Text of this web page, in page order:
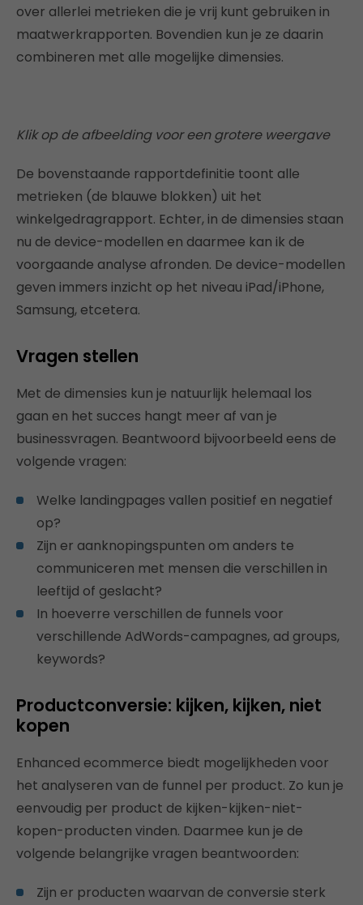
over allerlei metrieken die je vrij kunt gebruiken in
maatwerkrapporten. Bovendien kun je ze daarin
combineren met alle mogelijke dimensies.
Klik op de afbeelding voor een grotere weergave
De bovenstaande rapportdefinitie toont alle
metrieken (de blauwe blokken) uit het
winkelgedragrapport. Echter, in de dimensies staan
nu de device-modellen en daarmee kan ik de
voorgaande analyse afronden. De device-modellen
geven immers inzicht op het niveau iPad/iPhone,
Samsung, etcetera.
Vragen stellen
Met de dimensies kun je natuurlijk helemaal los
gaan en het succes hangt meer af van je
businessvragen. Beantwoord bijvoorbeeld eens de
volgende vragen:
Welke landingpages vallen positief en negatief
op?
Zijn er aanknopingspunten om anders te
communiceren met mensen die verschillen in
leeftijd of geslacht?
In hoeverre verschillen de funnels voor
verschillende AdWords-campagnes, ad groups,
keywords?
Productconversie: kijken, kijken, niet
kopen
Enhanced ecommerce biedt mogelijkheden voor
het analyseren van de funnel per product. Zo kun je
eenvoudig per product de kijken-kijken-niet-
kopen-producten vinden. Daarmee kun je de
volgende belangrijke vragen beantwoorden:
Zijn er producten waarvan de conversie sterk